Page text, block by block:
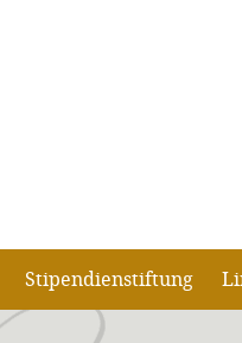
Stipendienstiftung